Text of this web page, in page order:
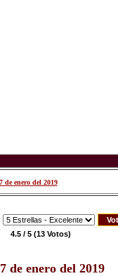
de enero del 2019
4.5 / 5 (13 Votos)
de enero del 2019